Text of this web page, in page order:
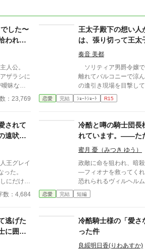
した〜
われま
いま
人公。
ザラシに
昧な
しか
いる最中
：23,769
王太子殿下の想い人
は、張り切って王太
しました！
奏音 美都
ソリティア男爵令嬢
離れてバルコニーで涼
の逢引き現場を目撃してしま
手は……ロワール騎士団長様で
てことでしょう…… こ
恋愛 完結 ｼｮｰﾄｼｮｰﾄ R15
されて
遠吠え
に報せ
王グレイ
た。
にだけ
た
ちの遠
危ないと
が現れ
ったい、
数：4,684
冷酷と噂の騎士団長
れています。——た
たび、なぜか甘い『
蜜月 憂（みつき ゆう）
政敵に命を狙われ、暗
―フィオナを救ってく
恐れられるヴィルヘル
ないと噂の彼が、なぜ
甘く、過保護なほど優しい。 ――ただ一つ
び、なぜか甘い『鉄の
も、彼は泣きそうに笑
てくれるなら、僕はこ
どうして彼は、眠りな
恋愛 完結 短編
逃げた
に囲わ
冷酷騎士様の「愛さ
った件
良綏明日香(りわあすか)